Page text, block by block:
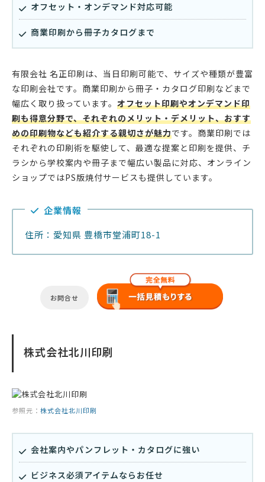
オフセット・オンデマンド対応可能
商業印刷から冊子カタログまで
有限会社 名正印刷は、当日印刷可能で、サイズや種類が豊富
な印刷会社です。商業印刷から冊子・カタログ印刷などまで
幅広く取り扱っています。 オフセット印刷やオンデマンド印
刷も得意分野で、それぞれのメリット・デメリット、おすす
めの印刷物なども紹介する親切さが魅力です。商業印刷では
それぞれの印刷術を駆使して、最適な提案と印刷を提供、チ
ラシから学校案内や冊子まで幅広い製品に対応、オンライン
ショップではPS版焼付サービスも提供しています。
企業情報
住所：愛知県 豊橋市堂浦町18-1
お問合せ
株式会社北川印刷
参照元： 株式会社北川印刷
会社案内やパンフレット・カタログに強い
ビジネス必須アイテムならお任せ